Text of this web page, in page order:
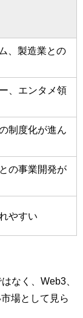
、製造業との
、エンタメ領
制度化が進ん
の事業開発が
やすい
なく、Web3、
場として見ら